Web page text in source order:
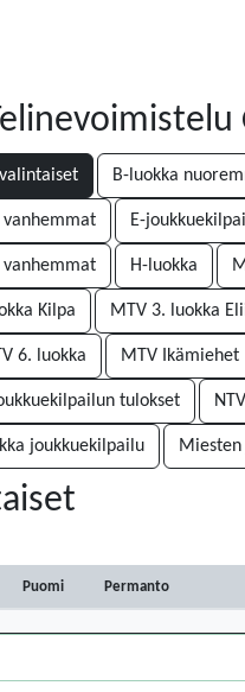
B-luokka
vanhemmat E-
vanhemmat H-luokka
Kilpa MTV 3. luokka
6. luokka MTV Ikämiehet
tulokset
joukkuekilpailu
Puomi Permanto